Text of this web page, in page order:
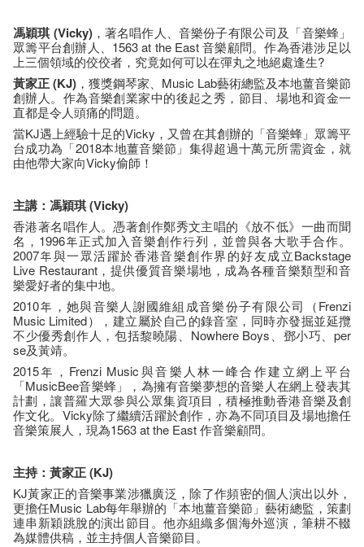
馮穎琪 (Vicky)，著名唱作人、音樂份子有限公司及「音樂蜂」
眾籌平台創辦人、1563 at the East 音樂顧問。作為香港涉足以
上三個領域的佼佼者，究竟如何可以在彈丸之地絕處逢生?
黃家正(KJ) ，獲獎鋼琴家、Music Lab藝術總監及本地薑音樂節
創辦人。作為音樂創業家中的後起之秀，節目、場地和資金一
直都是令人頭痛的問題。
當KJ遇上經驗十足的Vicky，又曾在其創辦的「音樂蜂」眾籌平
台成功為「2018本地薑音樂節」集得超過十萬元所需資金，就
由他帶大家向Vicky偷師！
主講：馮穎琪(Vicky)
香港著名唱作人。憑著創作鄭秀文主唱的《放不低》一曲而聞
名，1996年正式加入音樂創作行列，並曾與各大歌手合作。
2007年與一眾活躍於香港音樂創作界的好友成立Backstage
Live Restaurant，提供優質音樂場地，成為各種音樂類型和音
樂愛好者的集中地。
2010年，她與音樂人謝國維組成音樂份子有限公司（Frenzi
Music Limited），建立屬於自己的錄音室，同時亦發掘並延攬
不少優秀創作人，包括黎曉陽、Nowhere Boys、鄧小巧、per
se及黃靖。
2015年，Frenzi Music與音樂人林一峰合作建立網上平台
「MusicBee音樂蜂」，為擁有音樂夢想的音樂人在網上發表其
計劃，讓普羅大眾參與公眾集資項目，積極推動香港音樂及創
作文化。Vicky除了繼續活躍於創作，亦為不同項目及場地擔任
音樂策展人，現為1563 at the East 作音樂顧問。
主持：黃家正(KJ)
KJ黃家正的音樂事業涉獵廣泛，除了作頻密的個人演出以外，
更擔任Music Lab每年舉辦的「本地薑音樂節」藝術總監，策劃
連串新穎跳脫的演出節目。他亦組織多個海外巡演，筆耕不輟
為媒體供稿，並主持個人音樂節目。